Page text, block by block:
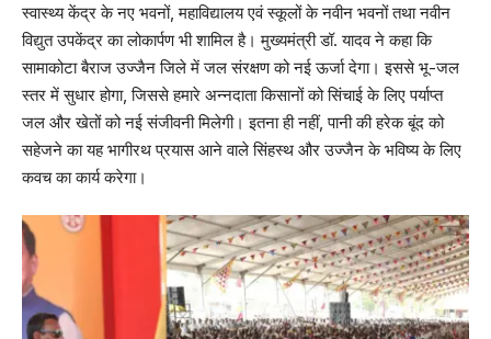
स्वास्थ्य केंद्र के नए भवनों, महाविद्यालय एवं स्कूलों के नवीन भवनों तथा नवीन
विद्युत उपकेंद्र का लोकार्पण भी शामिल है। मुख्यमंत्री डॉ. यादव ने कहा कि
सामाकोटा बैराज उज्जैन जिले में जल संरक्षण को नई ऊर्जा देगा। इससे भू-जल
स्तर में सुधार होगा, जिससे हमारे अन्नदाता किसानों को सिंचाई के लिए पर्याप्त
जल और खेतों को नई संजीवनी मिलेगी। इतना ही नहीं, पानी की हरेक बूंद को
सहेजने का यह भागीरथ प्रयास आने वाले सिंहस्थ और उज्जैन के भविष्य के लिए
कवच का कार्य करेगा।